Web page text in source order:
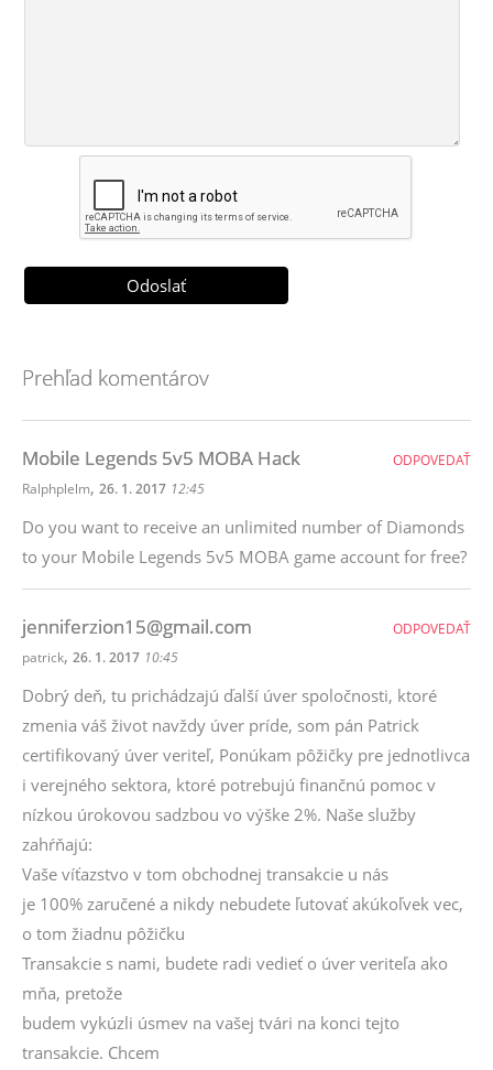
Prehľad komentárov
Mobile Legends 5v5 MOBA Hack
Ralphplelm, 26. 1. 2017 12:45
Do you want to receive an unlimited number of Diamonds
to your Mobile Legends 5v5 MOBA game account for free?
ODPOVEDAŤ
jenniferzion15@gmail.com
patrick, 26. 1. 2017 10:45
Dobrý deň, tu prichádzajú ďalší úver spoločnosti, ktoré
zmenia váš život navždy úver príde, som pán Patrick
certifikovaný úver veriteľ, Ponúkam pôžičky pre jednotlivca
i verejného sektora, ktoré potrebujú finančnú pomoc v
nízkou úrokovou sadzbou vo výške 2%. Naše služby
zahŕňajú:
Vaše víťazstvo v tom obchodnej transakcie u nás
je 100% zaručené a nikdy nebudete ľutovať akúkoľvek vec,
o tom žiadnu pôžičku
Transakcie s nami, budete radi vedieť o úver veriteľa ako
mňa, pretože
budem vykúzli úsmev na vašej tvári na konci tejto
transakcie. Chcem
ODPOVEDAŤ